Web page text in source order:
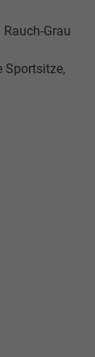
Grau
Sportsitze,